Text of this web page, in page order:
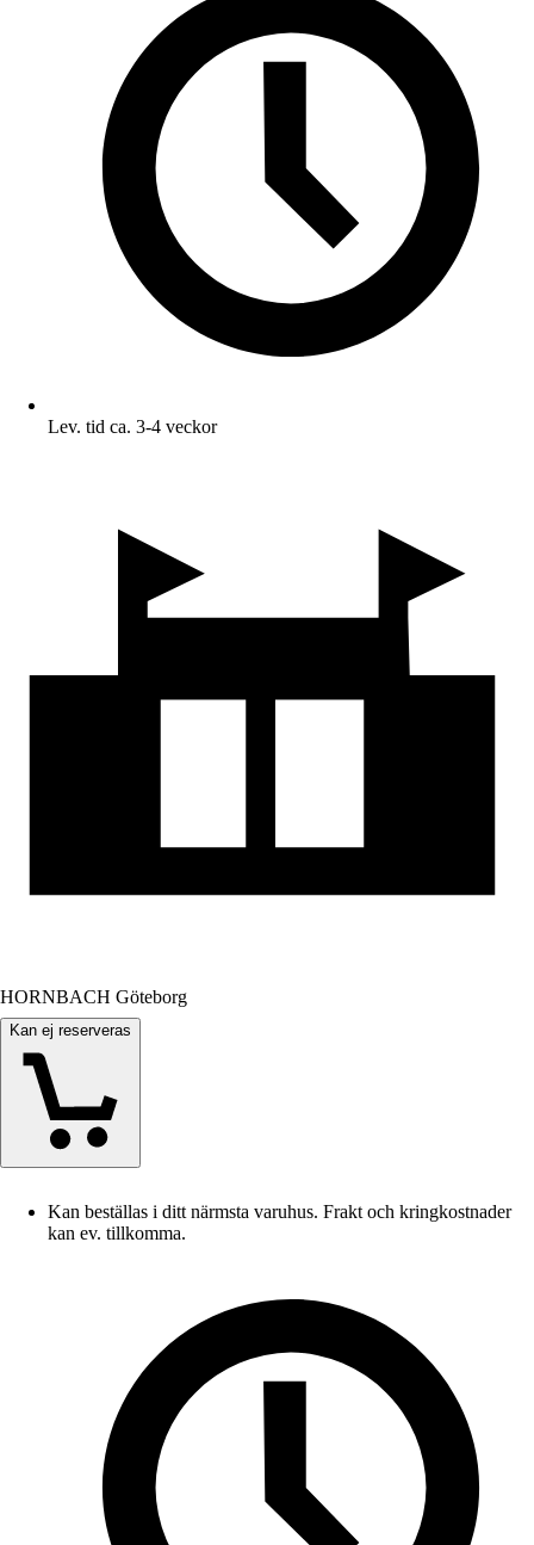
Lev. tid ca. 3-4 veckor
HORNBACH Göteborg
Kan ej reserveras
Kan beställas i ditt närmsta varuhus. Frakt och kringkostnader
kan ev. tillkomma.